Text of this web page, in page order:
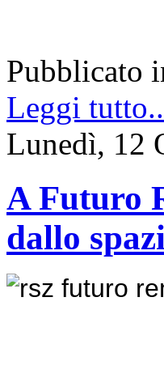
Pubblicato
Leggi
Lunedì, 12
A Futuro
dallo